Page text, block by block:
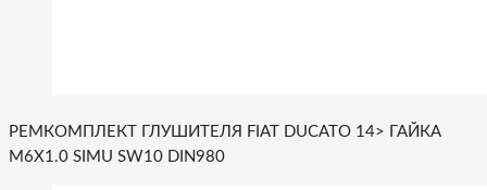
РЕМКОМПЛЕКТ ГЛУШИТЕЛЯ FIAT DUCATO 14> ГАЙКА
M6X1.0 SIMU SW10 DIN980